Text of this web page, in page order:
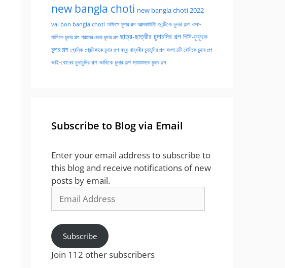
new bangla choti new bangla choti 2022
vai bon bangla choti অফিসে চুদার গল্প আত্মকাহিনী আন্টিকে চুদার গল্প খালা-
মাসিকে চুদার গল্প গ্রামের মেয়ে চুদার গল্প ছাত্র-ছাত্রীর চুদাচদির গল্প পিসি-ফুফুকে
চুদার গল্প প্রেমিক-প্রেমিকাকে চুদার গল্প বন্ধু-বান্ধবীর চুদাচুদির গল্প বাংলা চটি বৌদিকে চুদার গল্প
ভাই-বোনের চুদাচুদির গল্প ভাবিকে চুদার গল্প ম্যাডামকে চুদার গল্প
Subscribe to Blog via Email
Enter your email address to subscribe to
this blog and receive notifications of new
posts by email.
Address
Subscribe
Join 112 other subscribers